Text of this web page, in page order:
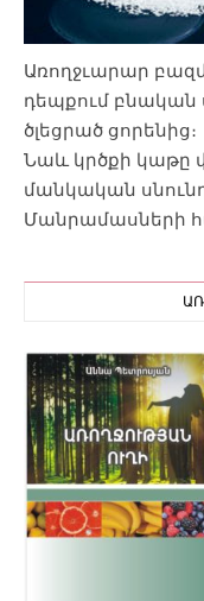
Առողջւարար
դեպքում
ծլեցրած ցորենից։
Նաև կրծքի կաթը
մանկական
Մանրամասների